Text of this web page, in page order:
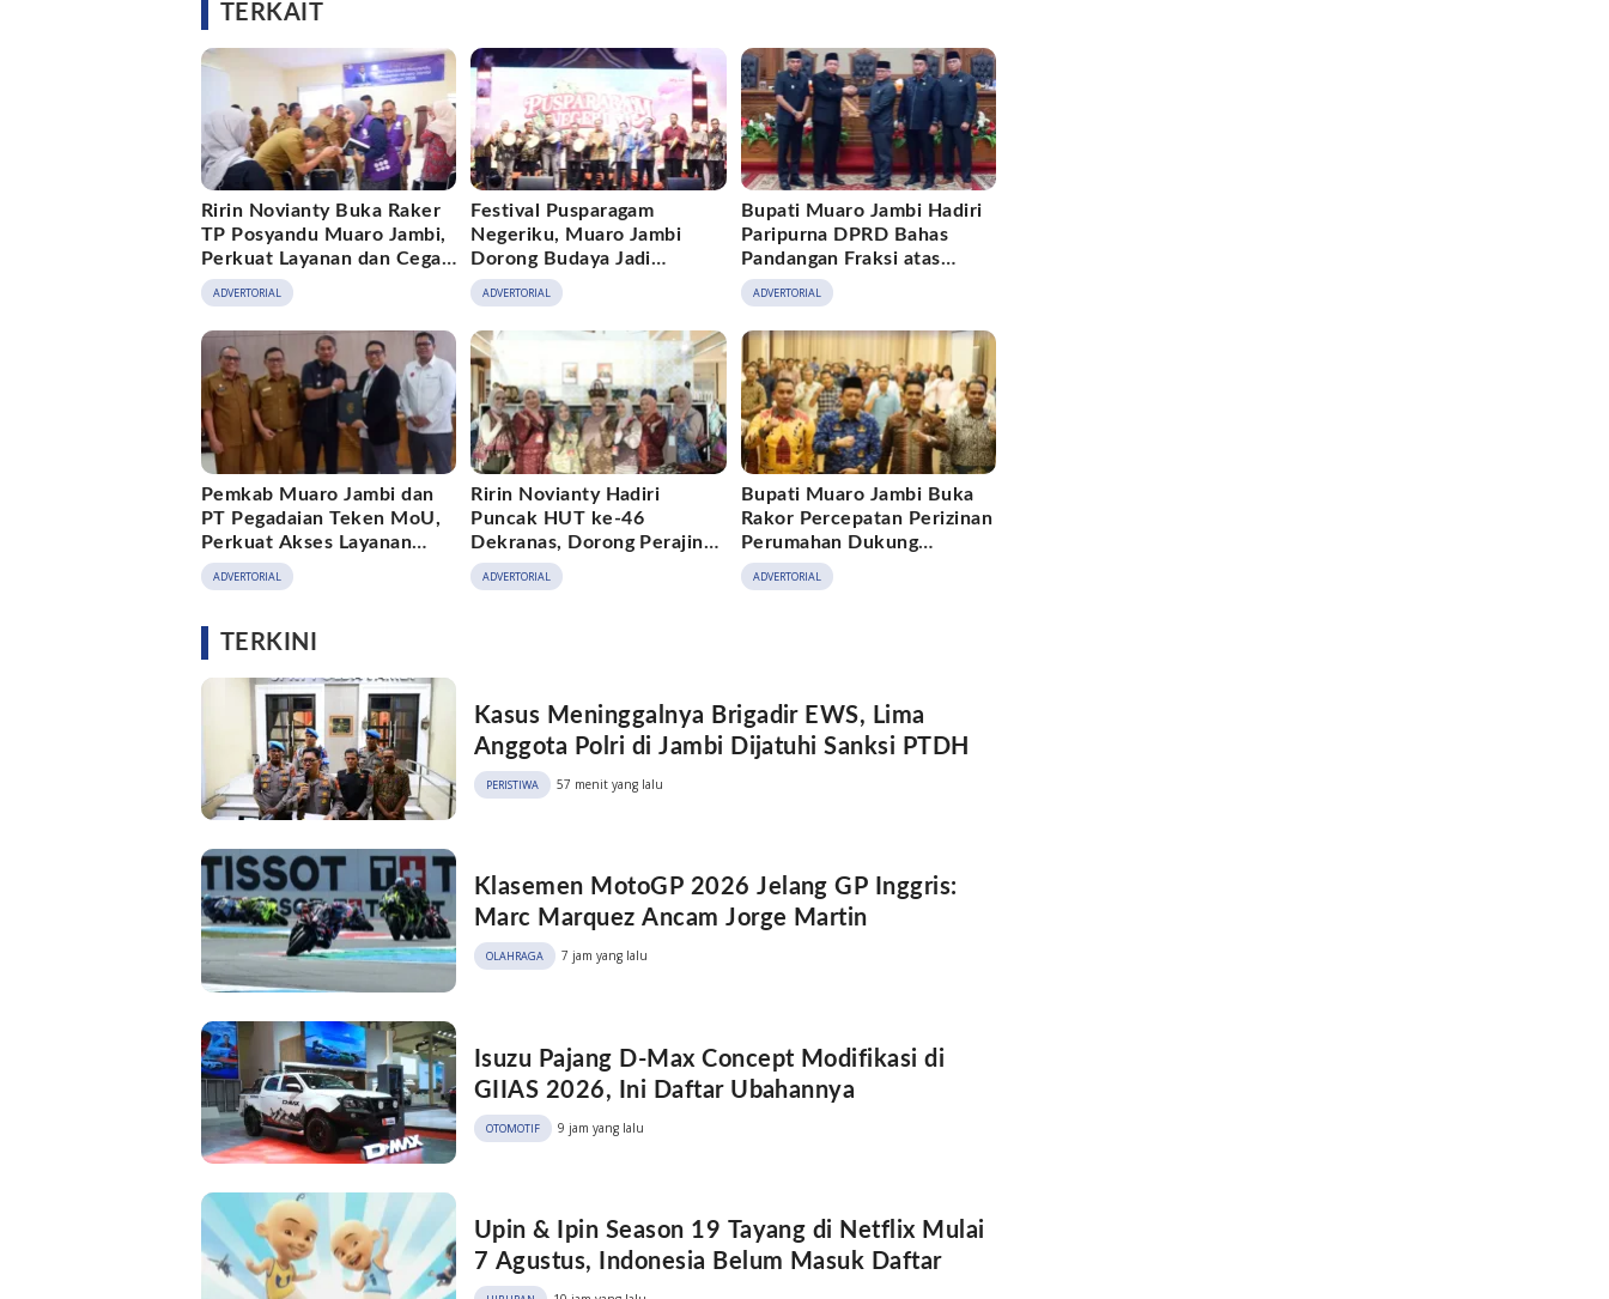
TERKAIT
Ririn Novianty Buka Raker
TP Posyandu Muaro Jambi,
Perkuat Layanan dan Cegah
Stunting
ADVERTORIAL
Festival Pusparagam
Negeriku, Muaro Jambi
Dorong Budaya Jadi
Penggerak Ekonomi Kreatif
ADVERTORIAL
Bupati Muaro Jambi Hadiri
Paripurna DPRD Bahas
Pandangan Fraksi atas
Ranperda
Pertanggungjawaban APBD
2025
ADVERTORIAL
Pemkab Muaro Jambi dan
PT Pegadaian Teken MoU,
Perkuat Akses Layanan
Keuangan bagi Masyarakat
ADVERTORIAL
Ririn Novianty Hadiri
Puncak HUT ke-46
Dekranas, Dorong Perajin
Muaro Jambi Naik Kelas
ADVERTORIAL
Bupati Muaro Jambi Buka
Rakor Percepatan Perizinan
Perumahan Dukung
Program 3 Juta Rumah
ADVERTORIAL
TERKINI
Kasus Meninggalnya Brigadir EWS, Lima
Anggota Polri di Jambi Dijatuhi Sanksi PTDH
PERISTIWA 57 menit yang lalu
Klasemen MotoGP 2026 Jelang GP Inggris:
Marc Marquez Ancam Jorge Martin
OLAHRAGA 7 jam yang lalu
Isuzu Pajang D-Max Concept Modifikasi di
GIIAS 2026, Ini Daftar Ubahannya
OTOMOTIF 9 jam yang lalu
Upin & Ipin Season 19 Tayang di Netflix Mulai
7 Agustus, Indonesia Belum Masuk Daftar